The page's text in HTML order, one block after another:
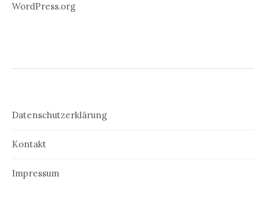
WordPress.org
Datenschutzerklärung
Kontakt
Impressum